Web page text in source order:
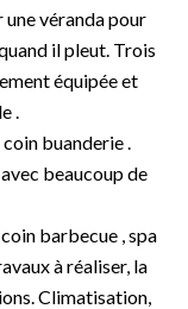
une véranda pour
il pleut. Trois
équipée et
.
buanderie .
beaucoup de
barbecue , spa
à réaliser, la
Climatisation,